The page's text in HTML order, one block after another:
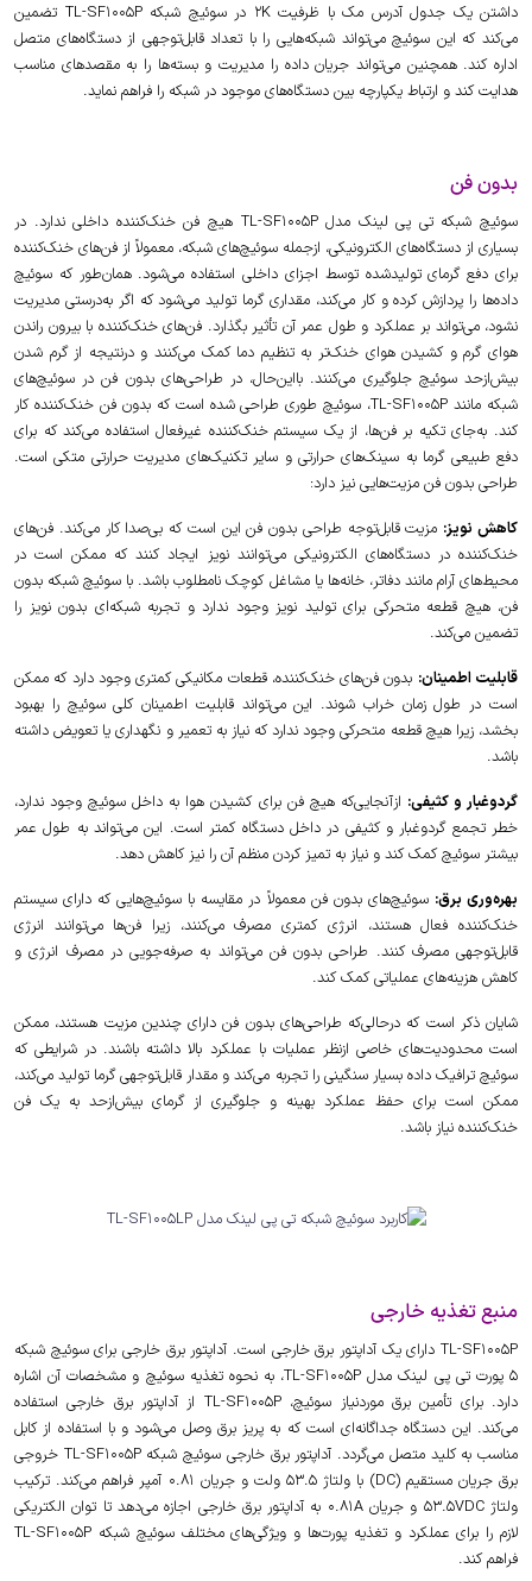
داشتن یک جدول آدرس مک با ظرفیت 2K در سوئیچ شبکه TL-SF1005P تضمین
می‌کند که این سوئیچ می‌تواند شبکه‌هایی را با تعداد قابل‌توجهی از دستگاه‌های متصل
اداره کند. همچنین می‌تواند جریان داده را مدیریت و بسته‌ها را به مقصدهای مناسب
هدایت کند و ارتباط یکپارچه بین دستگاه‌های موجود در شبکه را فراهم نماید.
بدون فن
سوئیچ شبکه تی پی لینک مدل TL-SF1005P هیچ فن خنک‌کننده داخلی ندارد. در
بسیاری از دستگاه‌های الکترونیکی، ازجمله سوئیچ‌های شبکه، معمولاً از فن‌های خنک‌کننده
برای دفع گرمای تولیدشده توسط اجزای داخلی استفاده می‌شود. همان‌طور که سوئیچ
داده‌ها را پردازش کرده و کار می‌کند، مقداری گرما تولید می‌شود که اگر به‌درستی مدیریت
نشود، می‌تواند بر عملکرد و طول عمر آن تأثیر بگذارد. فن‌های خنک‌کننده با بیرون راندن
هوای گرم و کشیدن هوای خنک‌تر به تنظیم دما کمک می‌کنند و درنتیجه از گرم شدن
بیش‌ازحد سوئیچ جلوگیری می‌کنند. بااین‌حال، در طراحی‌های بدون فن در سوئیچ‌های
شبکه مانند TL-SF1005P، سوئیچ طوری طراحی شده است که بدون فن خنک‌کننده کار
کند. به‌جای تکیه بر فن‌ها، از یک سیستم خنک‌کننده غیرفعال استفاده می‌کند که برای
دفع طبیعی گرما به سینک‌های حرارتی و سایر تکنیک‌های مدیریت حرارتی متکی است.
طراحی بدون فن مزیت‌هایی نیز دارد:
کاهش نویز: مزیت قابل‌توجه طراحی بدون فن این است که بی‌صدا کار می‌کند. فن‌های
خنک‌کننده در دستگاه‌های الکترونیکی می‌توانند نویز ایجاد کنند که ممکن است در
محیط‌های آرام مانند دفاتر، خانه‌ها یا مشاغل کوچک نامطلوب باشد. با سوئیچ شبکه بدون
فن، هیچ قطعه متحرکی برای تولید نویز وجود ندارد و تجربه شبکه‌ای بدون نویز را
تضمین می‌کند.
قابلیت اطمینان: بدون فن‌های خنک‌کننده، قطعات مکانیکی کمتری وجود دارد که ممکن
است در طول زمان خراب شوند. این می‌تواند قابلیت اطمینان کلی سوئیچ را بهبود
بخشد، زیرا هیچ قطعه متحرکی وجود ندارد که نیاز به تعمیر و نگهداری یا تعویض داشته
باشد.
گردوغبار و کثیفی: ازآنجایی‌که هیچ فن برای کشیدن هوا به داخل سوئیچ وجود ندارد،
خطر تجمع گردوغبار و کثیفی در داخل دستگاه کمتر است. این می‌تواند به طول عمر
بیشتر سوئیچ کمک کند و نیاز به تمیز کردن منظم آن را نیز کاهش دهد.
بهره‌وری برق: سوئیچ‌های بدون فن معمولاً در مقایسه با سوئیچ‌هایی که دارای سیستم
خنک‌کننده فعال هستند، انرژی کمتری مصرف می‌کنند، زیرا فن‌ها می‌توانند انرژی
قابل‌توجهی مصرف کنند. طراحی بدون فن می‌تواند به صرفه‌جویی در مصرف انرژی و
کاهش هزینه‌های عملیاتی کمک کند.
شایان ذکر است که درحالی‌که طراحی‌های بدون فن دارای چندین مزیت هستند، ممکن
است محدودیت‌های خاصی ازنظر عملیات با عملکرد بالا داشته باشند. در شرایطی که
سوئیچ ترافیک داده بسیار سنگینی را تجربه می‌کند و مقدار قابل‌توجهی گرما تولید می‌کند،
ممکن است برای حفظ عملکرد بهینه و جلوگیری از گرمای بیش‌ازحد به یک فن
خنک‌کننده نیاز باشد.
منبع تغذیه خارجی
TL-SF1005P دارای یک آداپتور برق خارجی است. آداپتور برق خارجی برای سوئیچ شبکه
5 پورت تی پی لینک مدل TL-SF1005P، به نحوه تغذیه سوئیچ و مشخصات آن اشاره
دارد. برای تأمین برق موردنیاز سوئیچ، TL-SF1005P از آداپتور برق خارجی استفاده
می‌کند. این دستگاه جداگانه‌ای است که به پریز برق وصل می‌شود و با استفاده از کابل
مناسب به کلید متصل می‌گردد. آداپتور برق خارجی سوئیچ شبکه TL-SF1005P خروجی
برق جریان مستقیم (DC) با ولتاژ 53.5 ولت و جریان 0.81 آمپر فراهم می‌کند. ترکیب
ولتاژ 53.5VDC و جریان 0.81A به آداپتور برق خارجی اجازه می‌دهد تا توان الکتریکی
لازم را برای عملکرد و تغذیه پورت‌ها و ویژگی‌های مختلف سوئیچ شبکه TL-SF1005P
فراهم کند.